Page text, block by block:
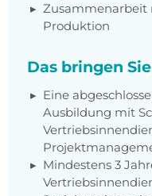
Zusammenarbeit
Produktion
Das bringen
Eine
Ausbildung mit
Mindestens 3